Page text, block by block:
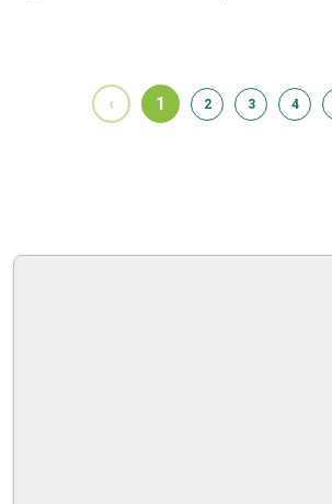
‹ 1 2 3 4